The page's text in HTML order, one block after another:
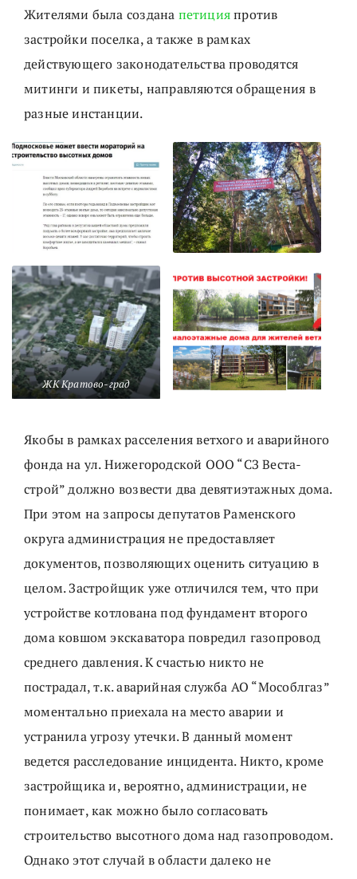
Жителями была создана петицияпротив
застройки поселка, а также в рамках
действующего законодательства проводятся
митинги и пикеты, направляются обращения в
разные инстанции.
ЖК Кратово-град
Якобы в рамках расселения ветхого и аварийного
фонда на ул. Нижегородской ООО “СЗ Веста-
строй” должно возвести два девятиэтажных дома.
При этом на запросы депутатов Раменского
округа администрация не предоставляет
документов, позволяющих оценить ситуацию в
целом. Застройщик уже отличился тем, что при
устройстве котлована под фундамент второго
дома ковшом экскаватора повредил газопровод
среднего давления. К счастью никто не
пострадал, т.к. аварийная служба АО “Мособлгаз”
моментально приехала на место аварии и
устранила угрозу утечки. В данный момент
ведется расследование инцидента. Никто, кроме
застройщика и, вероятно, администрации, не
понимает, как можно было согласовать
строительство высотного дома над газопроводом.
Однако этот случай в области далеко не